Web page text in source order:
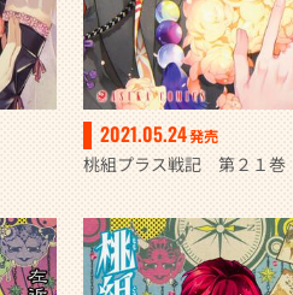
2021.05.24発売
桃組プラス戦記 第２１巻